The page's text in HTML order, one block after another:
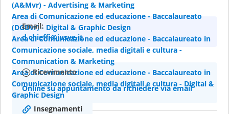
(A&Mvr) - Advertising & Marketing
Area di Comunicazione ed educazione - Baccalaureato
(DGDvr) - Digital & Graphic Design
Area di Comunicazione ed educazione - Baccalaureato in
Comunicazione sociale, media digitali e cultura -
Communication & Marketing
Area di Comunicazione ed educazione - Baccalaureato in
Comunicazione sociale, media digitali e cultura - Digital &
Graphic Design
Insegnamenti
Email:
d.chieffi@iusve.it
Ricevimento
Online su appuntamento da richiedere via email